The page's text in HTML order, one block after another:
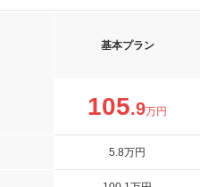
基本プラン
105.9万円
5.8万円